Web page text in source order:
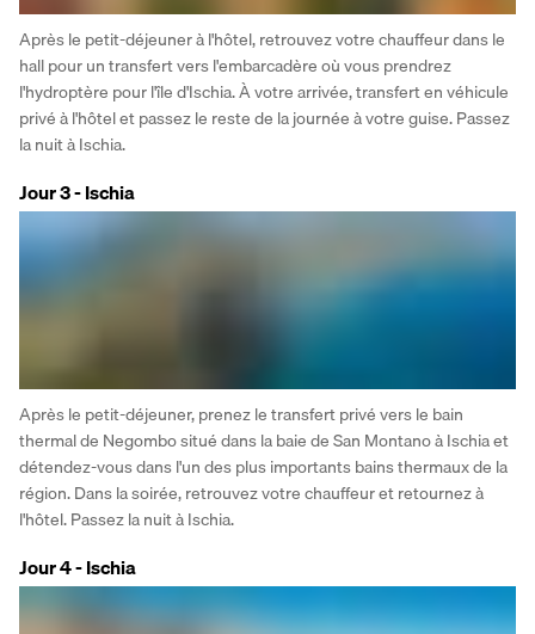
Après le petit-déjeuner à l'hôtel, retrouvez votre chauffeur dans le
hall pour un transfert vers l'embarcadère où vous prendrez
l'hydroptère pour l'île d'Ischia. À votre arrivée, transfert en véhicule
privé à l'hôtel et passez le reste de la journée à votre guise. Passez
la nuit à Ischia.
Jour 3 - Ischia
Après le petit-déjeuner, prenez le transfert privé vers le bain
thermal de Negombo situé dans la baie de San Montano à Ischia et
détendez-vous dans l'un des plus importants bains thermaux de la
région. Dans la soirée, retrouvez votre chauffeur et retournez à
l'hôtel. Passez la nuit à Ischia.
Jour 4 - Ischia